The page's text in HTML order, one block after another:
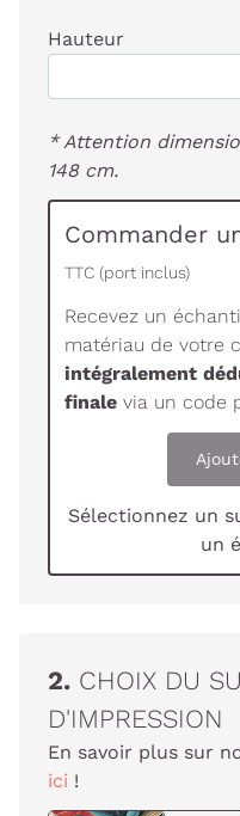
Hauteur
* Attention
148 cm.
Commander
TTC (port inclus)
Recevez un
matériau de votre
intégralement
finale via un code
Sélectionnez un
un
2. CHOIX DU
D'IMPRESSION
En savoir plus sur
ici !